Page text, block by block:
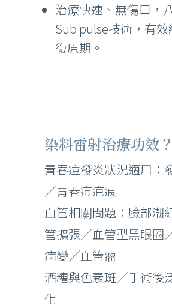
治療快速、無傷口，
Sub pulse技術，有
復原期。
染料雷射治療功效？
青春痘發炎狀況適用：
／青春痘疤痕
血管相關問題：臉部潮
管擴張／血管型黑眼圈
病變／血管瘤
酒糟與色素斑／手術後
化